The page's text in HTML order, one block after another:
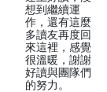
想到繼續運
作，還有這麼
多讀友再度回
來這裡，感覺
很溫暖，謝謝
好讀與團隊們
的努力。